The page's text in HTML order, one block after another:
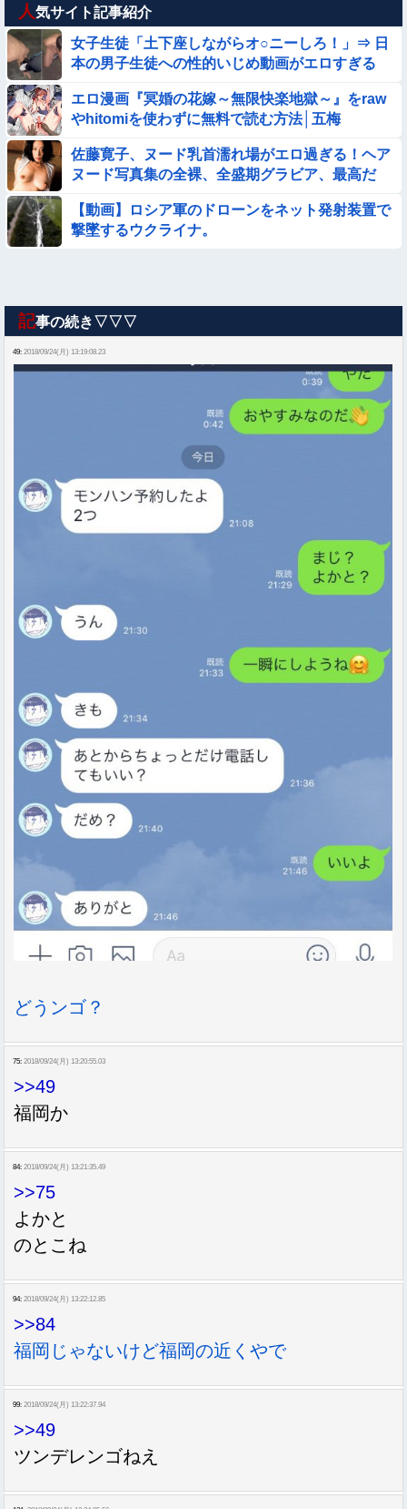
人気サイト記事紹介
女子生徒「土下座しながらオ○ニーしろ！」⇒ 日
本の男子生徒への性的いじめ動画がエロすぎる
エロ漫画『冥婚の花嫁～無限快楽地獄～』をraw
やhitomiを使わずに無料で読む方法│五梅
佐藤寛子、ヌード乳首濡れ場がエロ過ぎる！ヘア
ヌード写真集の全裸、全盛期グラビア、最高だ
【動画】ロシア軍のドローンをネット発射装置で
撃墜するウクライナ。
記事の続き▽▽▽
49: 2018/09/24(月) 13:19:08.23
どうンゴ？
75: 2018/09/24(月) 13:20:55.03
>>49
福岡か
84: 2018/09/24(月) 13:21:35.49
>>75
よかと
のとこね
94: 2018/09/24(月) 13:22:12.85
>>84
福岡じゃないけど福岡の近くやで
99: 2018/09/24(月) 13:22:37.94
>>49
ツンデレンゴねえ